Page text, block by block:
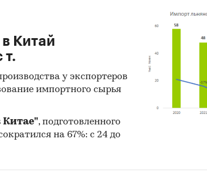
Китай
т.
у экспортеров
импортного сырья
Китае", подготовленного
на 67%: с 24 до